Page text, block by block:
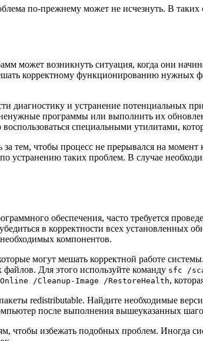
по-прежнему может не исчезнуть. В таких
может возникнуть ситуация, когда они
корректному функционированию нужных
диагностику и устранение потенциальных
программы или выполнить их
специальными утилитами,
тем, чтобы процесс не прерывался на
устранению таких проблем. В случае
обеспечения, часто требуется
в корректности всех установленных
компонентов.
могут мешать корректной работе
Для этого используйте команду sfc /
/Cleanup-Image /RestoreHealth,
redistributable. Найдите необходимые
после выполнения вышеуказанных
чтобы избежать подобных проблем. Иногда